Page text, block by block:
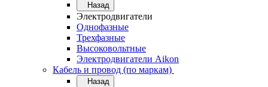
Назад
Электродвигатели
Однофазные
Трехфазные
Высоковольтные
Электродвигатели Aikon
Кабель и провод (по маркам)
Назад